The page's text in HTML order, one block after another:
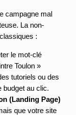
campagne mal
La non-
:
le mot-clé
Toulon »
tutoriels ou des
budget au clic.
(Landing Page)
que votre site